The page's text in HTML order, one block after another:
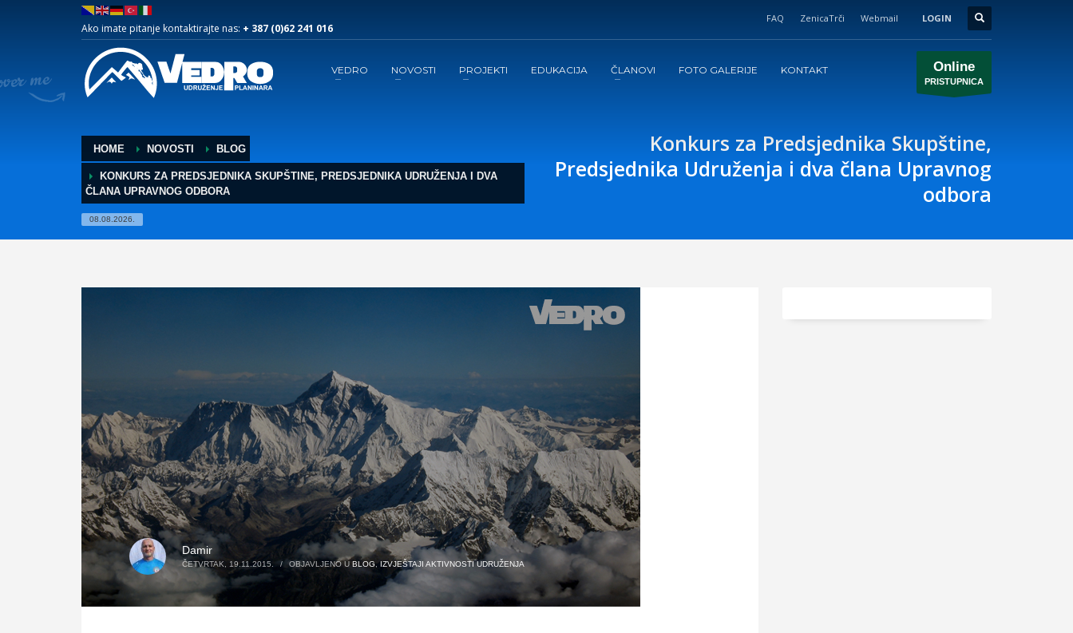
Ako imate pitanje kontaktirajte nas: + 387 (0)62 241 016
FAQ ZenicaTrči Webmail LOGIN
VEDRO NOVOSTI PROJEKTI EDUKACIJA ČLANOVI FOTO GALERIJE KONTAKT Online
PRISTUPNICA
HOME NOVOSTI BLOG
KONKURS ZA PREDSJEDNIKA SKUPŠTINE, PREDSJEDNIKA UDRUŽENJA I DVA
ČLANA UPRAVNOG ODBORA
08.08.2026.
Konkurs za Predsjednika Skupštine,
Predsjednika Udruženja i dva člana Upravnog
odbora
Damir
ČETVRTAK, 19.11.2015. / OBJAVLJENO U BLOG,IZVJEŠTAJI AKTIVNOSTI UDRUŽENJA